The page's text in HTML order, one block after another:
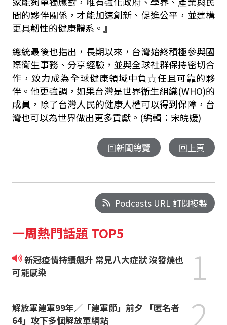
間的夥伴關係，才能加速創新、促進公平，並建構
更具韌性的健康體系。』
總統最後也指出，長期以來，台灣始終積極參與國
際衛生事務、分享經驗，並與全球社群保持密切合
作，致力成為全球健康領域中負責任且可靠的夥
伴。他更強調，如果台灣是世界衛生組織(WHO)的
成員，除了台灣人民的健康人權可以得到保障，台
灣也可以為世界做出更多貢獻。(編輯：宋皖媛)
回新聞總覽 回上頁
Podcasts URL 訂閱複製
一周熱門話題 TOP5
新冠疫情持續飆升 常見八大症狀 沒發燒也
可能感染
1
解放軍建軍99年／「建軍節」前夕 「匿名者
64」攻下多個解放軍網站
2